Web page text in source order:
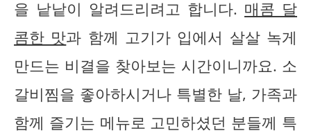
을 낱낱이 알려드리려고 합니다. 매콤 달
콤한 맛과 함께 고기가 입에서 살살 녹게
만드는 비결을 찾아보는 시간이니까요. 소
갈비찜을 좋아하시거나 특별한 날, 가족과
함께 즐기는 메뉴로 고민하셨던 분들께 특